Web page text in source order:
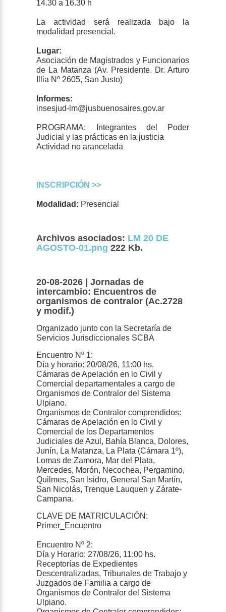
14.30 a 16.30 h
La actividad será realizada bajo la
modalidad presencial.
Lugar:
Asociación de Magistrados y Funcionarios
de La Matanza (Av. Presidente. Dr. Arturo
Illia Nº 2605, San Justo)
Informes:
insesjud-lm@jusbuenosaires.gov.ar
PROGRAMA: Integrantes del Poder
Judicial y las prácticas en la justicia
Actividad no arancelada
INSCRIPCIÓN >>
Modalidad: Presencial
Archivos asociados: LM 20 DE
AGOSTO-01.png 222 Kb.
20-08-2026 | Jornadas de
intercambio: Encuentros de
organismos de contralor (Ac.2728
y modif.)
Organizado junto con la Secretaría de
Servicios Jurisdiccionales SCBA
Encuentro Nº 1:
Día y horario: 20/08/26, 11:00 hs.
Cámaras de Apelación en lo Civil y
Comercial departamentales a cargo de
Organismos de Contralor del Sistema
Ulpiano.
Organismos de Contralor comprendidos:
Cámaras de Apelación en lo Civil y
Comercial de los Departamentos
Judiciales de Azul, Bahía Blanca, Dolores,
Junín, La Matanza, La Plata (Cámara 1º),
Lomas de Zamora, Mar del Plata,
Mercedes, Morón, Necochea, Pergamino,
Quilmes, San Isidro, General San Martín,
San Nicolás, Trenque Lauquen y Zárate-
Campana.
CLAVE DE MATRICULACIÓN:
Primer_Encuentro
Encuentro Nº 2:
Día y Horario: 27/08/26, 11:00 hs.
Receptorías de Expedientes
Descentralizadas, Tribunales de Trabajo y
Juzgados de Familia a cargo de
Organismos de Contralor del Sistema
Ulpiano.